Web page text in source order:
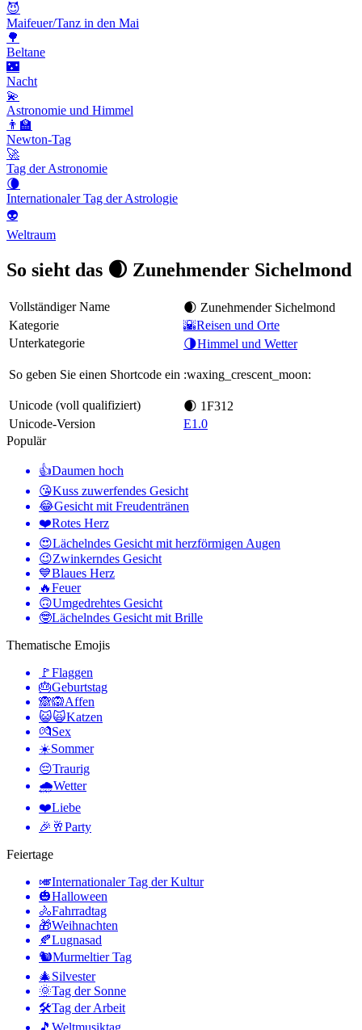
😈
Maifeuer/Tanz in den Mai
🌳
Beltane
🌃
Nacht
💫
Astronomie und Himmel
👨‍🏫
Newton-Tag
🚀
Tag der Astronomie
🌘
Internationaler Tag der Astrologie
👽
Weltraum
So sieht das 🌒 Zunehmender Sichelmond
Vollständiger Name
🌒 Zunehmender Sichelmond
Kategorie
🌇Reisen und Orte
Unterkategorie
🌗Himmel und Wetter
So geben Sie einen Shortcode ein :waxing_crescent_moon:
Unicode (voll qualifiziert)
🌒 1F312
Unicode-Version
E1.0
Populär
👍Daumen hoch
😘Kuss zuwerfendes Gesicht
😂Gesicht mit Freudentränen
❤️Rotes Herz
😍Lächelndes Gesicht mit herzförmigen Augen
😉Zwinkerndes Gesicht
💙Blaues Herz
🔥Feuer
🙃Umgedrehtes Gesicht
🤓Lächelndes Gesicht mit Brille
Thematische Emojis
🚩Flaggen
🎂Geburtstag
🙈🙉Affen
😺🙀Katzen
💏Sex
☀️Sommer
😔Traurig
🌧Wetter
❤️Liebe
🎉🥂Party
Feiertage
🎺Internationaler Tag der Kultur
🎃Halloween
🚴Fahrradtag
🎁Weihnachten
🍂Lugnasad
🐿Murmeltier Tag
🎄Silvester
🌞Tag der Sonne
🛠Tag der Arbeit
🎵 Weltmusiktag